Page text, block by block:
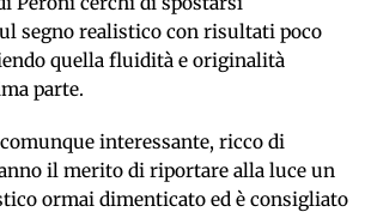
segno realistico con risultati poco
quella fluidità e originalità
parte.
interessante, ricco di
il merito di riportare alla luce un
ormai dimenticato ed è consigliato